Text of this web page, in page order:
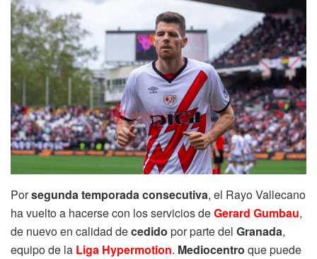
Porsegunda temporada consecutiva, el Rayo Vallecano
ha vuelto a hacerse con los servicios deGerard Gumbau,
de nuevo en calidad decedido por parte del Granada,
equipo de la Liga Hypermotion. Mediocentro que puede